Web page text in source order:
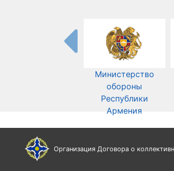
Министерство
обороны
Республики
Армения
Организация Договора о